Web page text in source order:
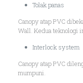
Tolak panas
Canopy atap PVC
Wall. Kedua teknologi
Interlock system
Canopy atap PVC
mumpuni.